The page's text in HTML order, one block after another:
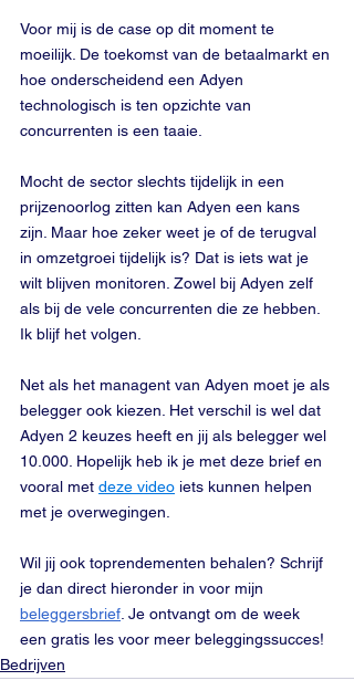
Voor mij is de case op dit moment te
moeilijk. De toekomst van de betaalmarkt en
hoe onderscheidend een Adyen
technologisch is ten opzichte van
concurrenten is een taaie.
Mocht de sector slechts tijdelijk in een
prijzenoorlog zitten kan Adyen een kans
zijn. Maar hoe zeker weet je of de terugval
in omzetgroei tijdelijk is? Dat is iets wat je
wilt blijven monitoren. Zowel bij Adyen zelf
als bij de vele concurrenten die ze hebben.
Ik blijf het volgen.
Net als het managent van Adyen moet je als
belegger ook kiezen. Het verschil is wel dat
Adyen 2 keuzes heeft en jij als belegger wel
10.000. Hopelijk heb ik je met deze brief en
vooral met deze video iets kunnen helpen
met je overwegingen.
Wil jij ook toprendementen behalen? Schrijf
je dan direct hieronder in voor mijn
beleggersbrief . Je ontvangt om de week
een gratis les voor meer beleggingssucces!
Bedrijven